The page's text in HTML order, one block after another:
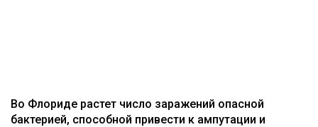
Во Флориде растет число заражений опасной
бактерией, способной привести к ампутации и